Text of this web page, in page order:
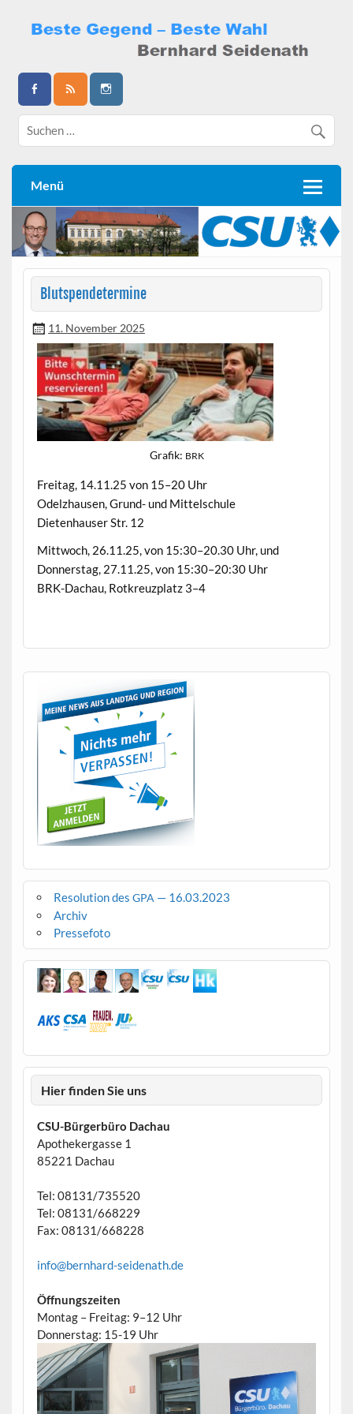
content
Bernhard Seidenath
Menü
Blutspendetermine
11. November 2025
Grafik: BRK
Fre­itag, 14.11.25 von 15–20 Uhr
Odelzhausen, Grund- und Mittelschule
Dieten­hauser Str. 12
Mittwoch, 26.11.25, von 15:30–20.30 Uhr, und
Don­ner­stag, 27.11.25, von 15:30–20:30 Uhr
BRK-Dachau, Rotkreuz­platz 3–4
Resolution des GPA — 16.03.2023
Archiv
Pressefoto
Hier finden Sie uns
CSU-Bürgerbüro Dachau
Apothekergasse 1
85221 Dachau
Tel: 08131/735520
Tel: 08131/668229
Fax: 08131/668228
info@bernhard-seidenath.de
Öffnungszeiten
Montag – Freitag: 9–12 Uhr
Donnerstag: 15-19 Uhr